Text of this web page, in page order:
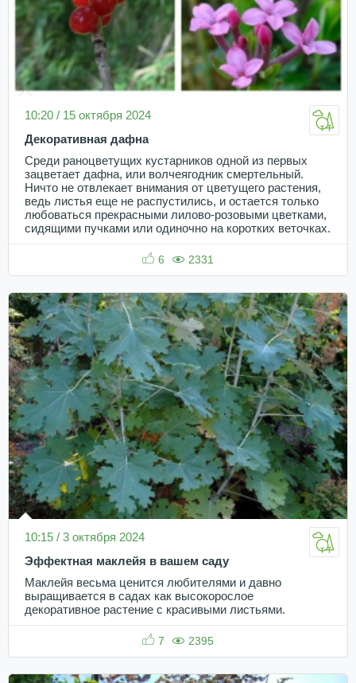
10:20 / 15 октября 2024
Декоративная дафна
Среди раноцветущих кустарников одной из первых
зацветает дафна, или волчеягодник смертельный.
Ничто не отвлекает внимания от цветущего растения,
ведь листья еще не распустились, и остается только
любоваться прекрасными лилово-розовыми цветками,
сидящими пучками или одиночно на коротких веточках.
6 2331
10:15 / 3 октября 2024
Эффектная маклейя в вашем саду
Маклейя весьма ценится любителями и давно
выращивается в садах как высокорослое
декоративное растение с красивыми листьями.
7 2395